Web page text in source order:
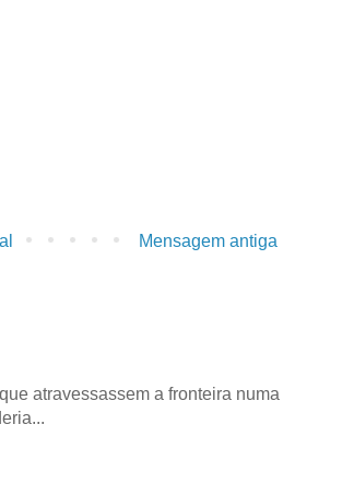
Mensagem antiga
atravessassem a fronteira numa